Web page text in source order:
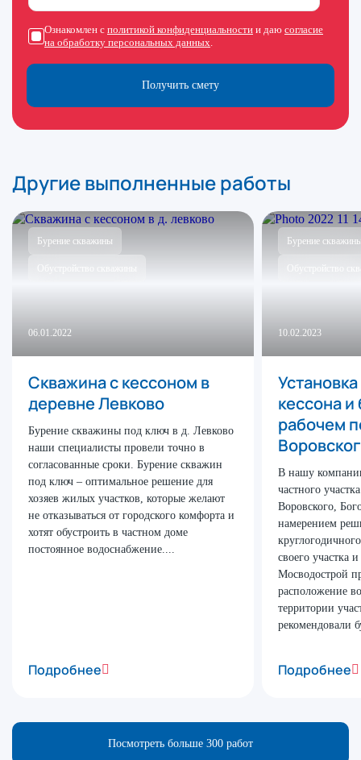
Получить смету
Ознакомлен с политикой конфиденциальности и даю согласие
на обработку персональных данных.
Другие выполненные работы
Бурение скважины
Обустройство скважины
06.01.2022
Скважина с кессоном в
деревне Левково
Бурение скважины под ключ в д. Левково
наши специалисты провели точно в
согласованные сроки. Бурение скважин
под ключ – оптимальное решение для
хозяев жилых участков, которые желают
не отказываться от городского комфорта и
хотят обустроить в частном доме
постоянное водоснабжение....
Подробнее
Бурение
Обустройство
10.02.2023
кессона и
рабочем
В нашу
частного
Воровского,
намерением
своего участка
Мосводострой
расположение
территории
рекомендовали
Подробнее
Посмотреть больше 300 работ